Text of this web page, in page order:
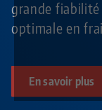
grande fiabilité
optimale en
En savoir plus